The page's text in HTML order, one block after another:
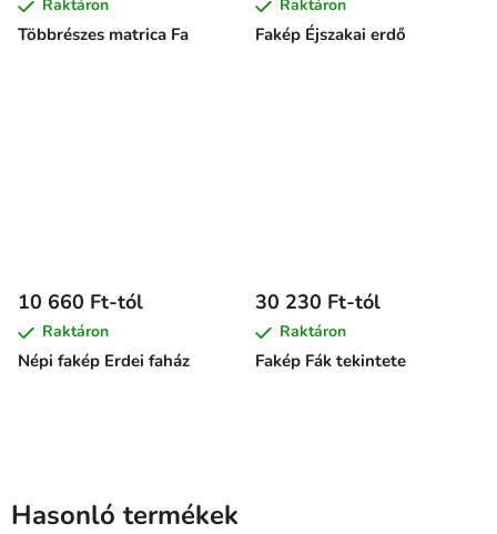
Többrészes matrica Fa
Raktáron
Fakép Éjszakai erdő
Raktáron
Népi fakép Erdei faház
10 660 Ft-tól
Raktáron
Fakép Fák tekintete
30 230 Ft-tól
Raktáron
Hasonló termékek